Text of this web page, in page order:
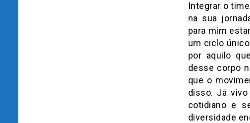
Integrar o
na sua
para mim
um ciclo
por aquilo
desse corpo
que o
disso. Já
cotidiano e
diversidade